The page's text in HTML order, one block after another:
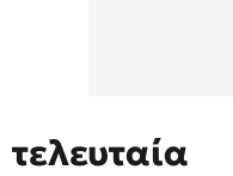
τελευταία